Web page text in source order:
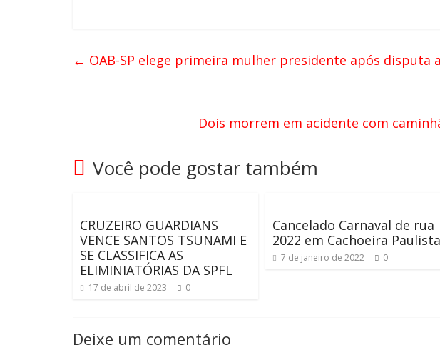
← OAB-SP elege primeira mulher presidente após disputa
Dois morrem em acidente com
Você pode gostar também
CRUZEIRO GUARDIANS
VENCE SANTOS TSUNAMI E
SE CLASSIFICA AS
ELIMINIATÓRIAS DA SPFL
17 de abril de 2023 0
Cancelado Carnaval de rua
2022 em Cachoeira Paulista
7 de janeiro de 2022 0
Deixe um comentário